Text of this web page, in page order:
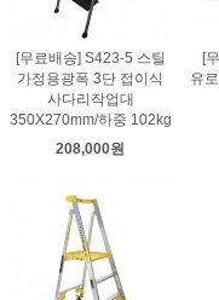
[무료배송] S423-5 스틸
가정용광폭 3단 접이식
사다리작업대
350X270mm/하중 102kg
208,000원
[
유